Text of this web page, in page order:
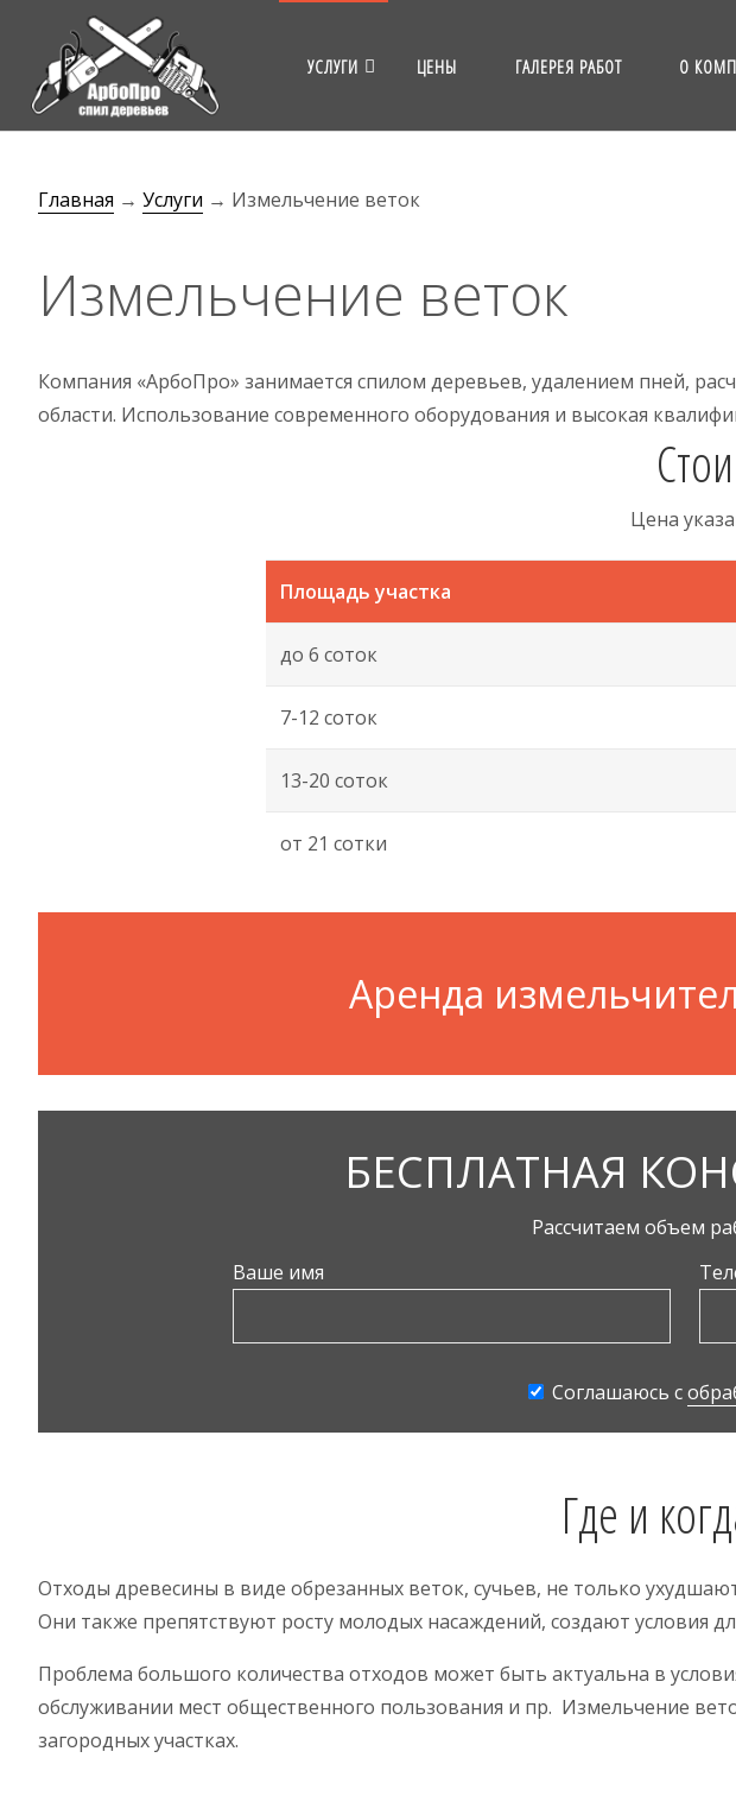
содержанию
УСЛУГИ ЦЕНЫ ГАЛЕРЕЯ РАБОТ О
Главная → Услуги → Измельчение веток
Измельчение веток
Компания «АрбоПро» занимается спилом деревьев, удалением пней,
области. Использование современного оборудования и высокая
Цена
Площадь участка
до 6 соток
7-12 соток
13-20 соток
от 21 сотки
Аренда
БЕСПЛАТНАЯ
Рассчитаем объем
Ваше имя
Соглашаюсь с
Где и
Отходы древесины в виде обрезанных веток, сучьев, не только
Они также препятствуют росту молодых насаждений, создают условия
Проблема большого количества отходов может быть актуальна в
обслуживании мест общественного пользования и пр. Измельчение
загородных участках.